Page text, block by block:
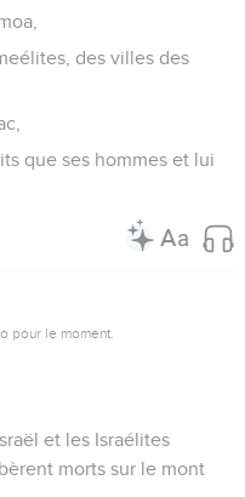
des villes des
que ses hommes et lui
pour le moment.
et les Israélites
morts sur le mont